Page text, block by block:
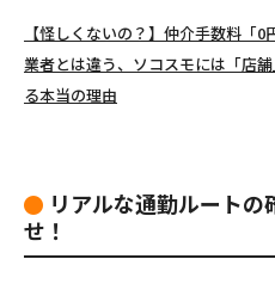
【怪しくないの？】仲介手数料「
業者とは違う、ソコスモには「店
る本当の理由
リアルな通勤ルート
せ！